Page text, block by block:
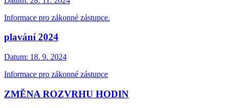
Informace pro zákonné zástupce.
plavání 2024
Datum: 18. 9. 2024
Informace pro zákonné zástupce
ZMĚNA ROZVRHU HODIN